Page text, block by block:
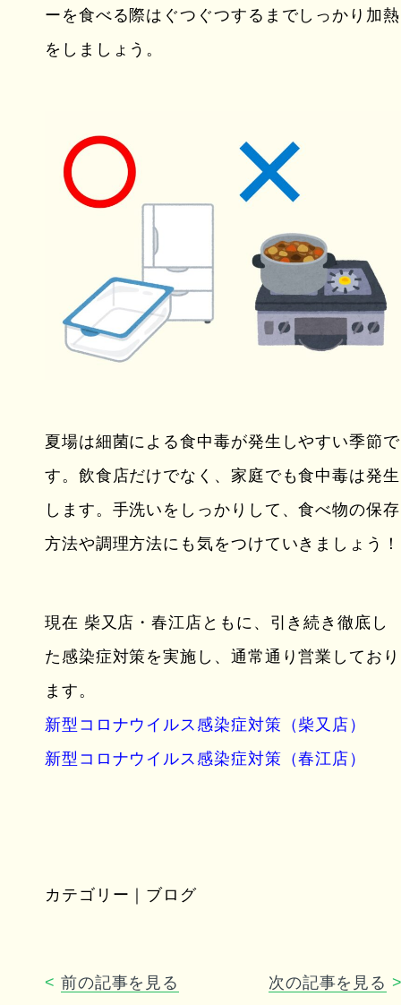
ーを食べる際はぐつぐつするまでしっかり加熱
をしましょう。
夏場は細菌による食中毒が発生しやすい季節で
す。飲食店だけでなく、家庭でも食中毒は発生
します。手洗いをしっかりして、食べ物の保存
方法や調理方法にも気をつけていきましょう！
現在 柴又店・春江店ともに、引き続き徹底し
た感染症対策を実施し、通常通り営業しており
ます。
新型コロナウイルス感染症対策（柴又店）
新型コロナウイルス感染症対策（春江店）
カテゴリー｜ブログ
< 前の記事を見る 次の記事を見る